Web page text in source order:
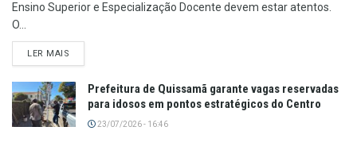
Ensino Superior e Especialização Docente devem estar atentos.
O...
LER MAIS
Prefeitura de Quissamã garante vagas reservadas
para idosos em pontos estratégicos do Centro
23/07/2026 - 16:46